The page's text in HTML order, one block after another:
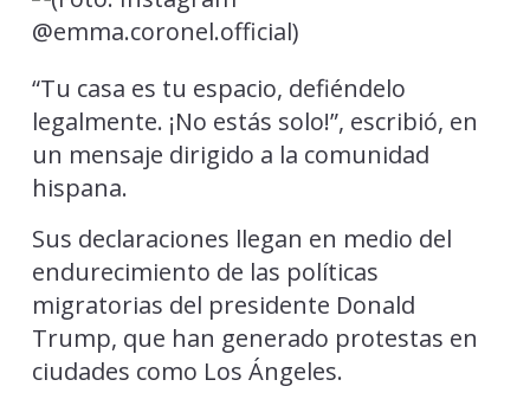
“Tu casa es tu espacio, defiéndelo
legalmente. ¡No estás solo!”, escribió, en
un mensaje dirigido a la comunidad
hispana.
Sus declaraciones llegan en medio del
endurecimiento de las políticas
migratorias del presidente Donald
Trump, que han generado protestas en
ciudades como Los Ángeles.